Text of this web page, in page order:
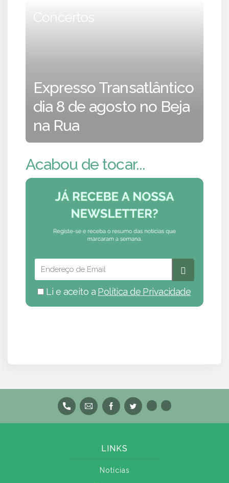
Concertos
Expresso Transatlântico
dia 8 de agosto no Beja
na Rua
Acabou de tocar...
Li e aceito a Política de Privacidade
LINKS
Notícias